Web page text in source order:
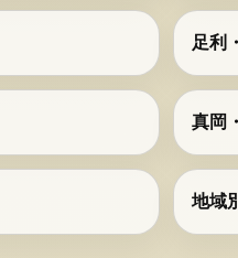
足利
真岡
地域